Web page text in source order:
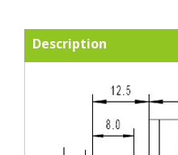
Description